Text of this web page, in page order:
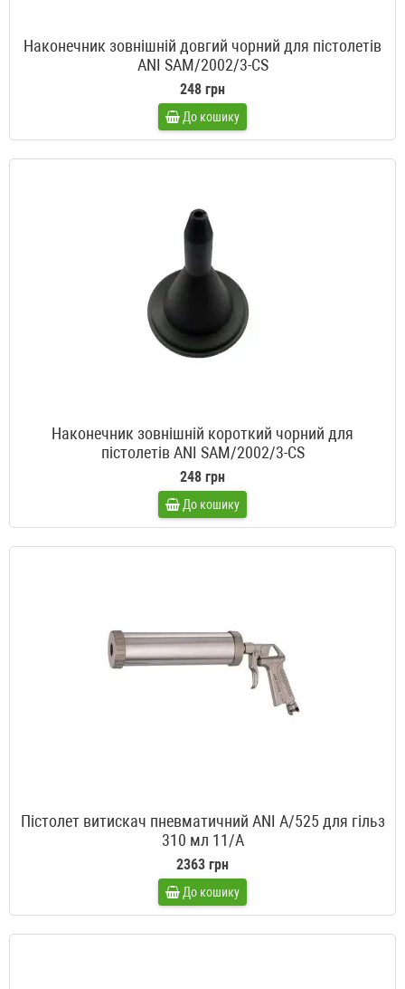
Наконечник зовнішній довгий чорний для пістолетів
ANI SAM/2002/3-CS
248 грн
До кошику
Наконечник зовнішній короткий чорний для
пістолетів ANI SAM/2002/3-CS
248 грн
До кошику
Пістолет витискач пневматичний ANI A/525 для гільз
310 мл 11/A
2363 грн
До кошику